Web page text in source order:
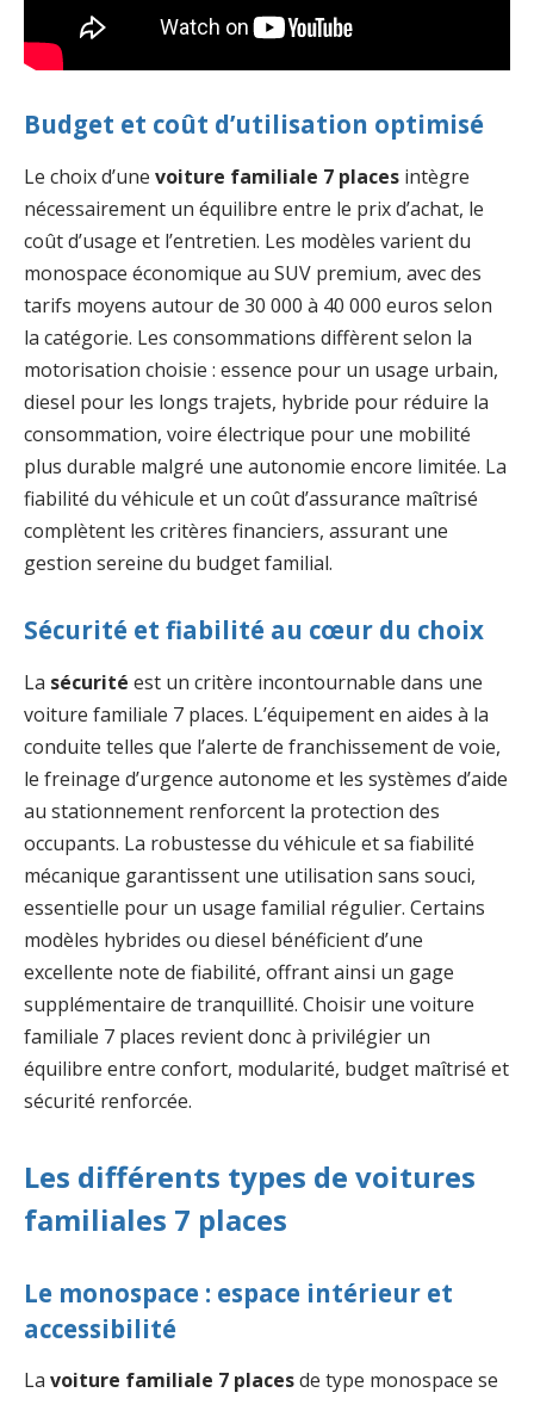
Budget et coût d’utilisation optimisé
Le choix d’une voiture familiale 7 places intègre
nécessairement un équilibre entre le prix d’achat, le
coût d’usage et l’entretien. Les modèles varient du
monospace économique au SUV premium, avec des
tarifs moyens autour de 30 000 à 40 000 euros selon
la catégorie. Les consommations diffèrent selon la
motorisation choisie : essence pour un usage urbain,
diesel pour les longs trajets, hybride pour réduire la
consommation, voire électrique pour une mobilité
plus durable malgré une autonomie encore limitée. La
fiabilité du véhicule et un coût d’assurance maîtrisé
complètent les critères financiers, assurant une
gestion sereine du budget familial.
Sécurité et fiabilité au cœur du choix
La sécurité est un critère incontournable dans une
voiture familiale 7 places. L’équipement en aides à la
conduite telles que l’alerte de franchissement de voie,
le freinage d’urgence autonome et les systèmes d’aide
au stationnement renforcent la protection des
occupants. La robustesse du véhicule et sa fiabilité
mécanique garantissent une utilisation sans souci,
essentielle pour un usage familial régulier. Certains
modèles hybrides ou diesel bénéficient d’une
excellente note de fiabilité, offrant ainsi un gage
supplémentaire de tranquillité. Choisir une voiture
familiale 7 places revient donc à privilégier un
équilibre entre confort, modularité, budget maîtrisé et
sécurité renforcée.
Les différents types de voitures
familiales 7 places
Le monospace : espace intérieur et
accessibilité
La voiture familiale 7 placesde type monospace se